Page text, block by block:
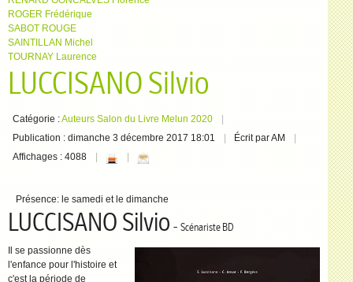
ROGER Frédérique
SABOT ROUGE
SAINTILLAN Michel
TOURNAY Laurence
LUCCISANO Silvio
Catégorie :Auteurs Salon du Livre Melun 2020
Publication : dimanche 3 décembre 2017 18:01
Écrit par AM
Affichages : 4088
Présence: le samedi et le dimanche
LUCCISANO Silvio - Scénariste BD
Il se passionne dès
l'enfance pour l'histoire et
c'est la période de